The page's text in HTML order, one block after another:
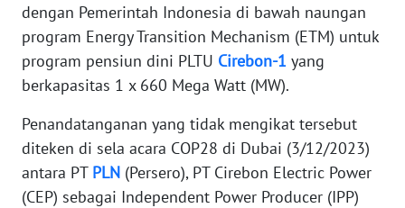
dengan Pemerintah Indonesia di bawah naungan
program Energy Transition Mechanism (ETM) untuk
program pensiun dini PLTU Cirebon-1 yang
berkapasitas 1 x 660 Mega Watt (MW).
Penandatanganan yang tidak mengikat tersebut
diteken di sela acara COP28 di Dubai (3/12/2023)
antara PT PLN (Persero), PT Cirebon Electric Power
(CEP) sebagai Independent Power Producer (IPP)
WN
SULTENG
WN
SULBAR